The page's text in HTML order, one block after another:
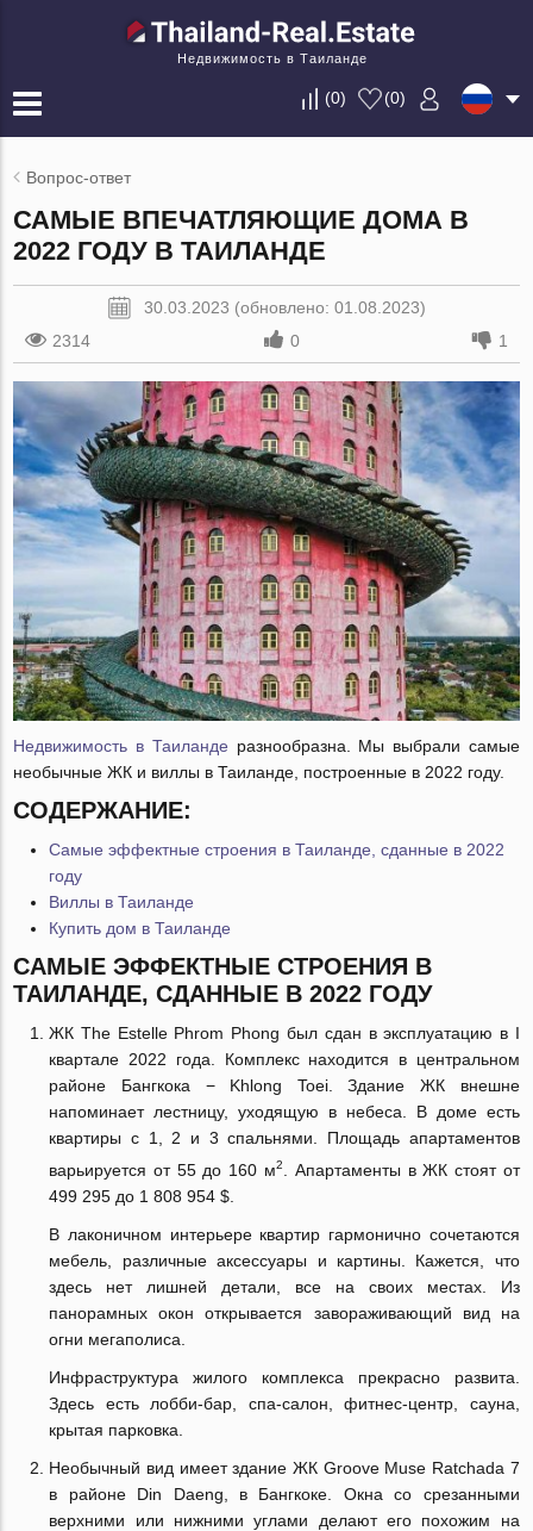
Недвижимость в Таиланде
(0) (0)
Вопрос-ответ
САМЫЕ ВПЕЧАТЛЯЮЩИЕ ДОМА В
2022 ГОДУ В ТАИЛАНДЕ
30.03.2023 (обновлено: 01.08.2023)
2314
0 1
Недвижимость в Таиланде разнообразна. Мы выбрали самые
необычные ЖК и виллы в Таиланде, построенные в 2022 году.
СОДЕРЖАНИЕ:
Самые эффектные строения в Таиланде, сданные в 2022
году
Виллы в Таиланде
Купить дом в Таиланде
САМЫЕ ЭФФЕКТНЫЕ СТРОЕНИЯ В
ТАИЛАНДЕ, СДАННЫЕ В 2022 ГОДУ
ЖК The Estelle Phrom Phong был сдан в эксплуатацию в I
квартале 2022 года. Комплекс находится в центральном
районе Бангкока − Khlong Toei. Здание ЖК внешне
напоминает лестницу, уходящую в небеса. В доме есть
квартиры с 1, 2 и 3 спальнями. Площадь апартаментов
варьируется от 55 до 160 м2
. Апартаменты в ЖК стоят от
499 295 до 1 808 954 $.
В лаконичном интерьере квартир гармонично сочетаются
мебель, различные аксессуары и картины. Кажется, что
здесь нет лишней детали, все на своих местах. Из
панорамных окон открывается завораживающий вид на
огни мегаполиса.
Инфраструктура жилого комплекса прекрасно развита.
Здесь есть лобби-бар, спа-салон, фитнес-центр, сауна,
крытая парковка.
Необычный вид имеет здание ЖК Groove Muse Ratchada 7
в районе Din Daeng, в Бангкоке. Окна со срезанными
верхними или нижними углами делают его похожим на